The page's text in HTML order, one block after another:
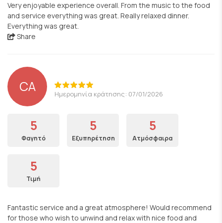
Very enjoyable experience overall. From the music to the food
and service everything was great. Really relaxed dinner.
Everything was great.
Share
CA Ημερομηνία κράτησης: 07/01/2026
5
Φαγητό
5
Εξυπηρέτηση
5
Ατμόσφαιρα
5
Τιμή
Fantastic service and a great atmosphere! Would recommend
for those who wish to unwind and relax with nice food and